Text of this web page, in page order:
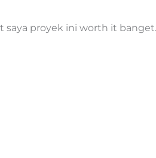
saya proyek ini worth it